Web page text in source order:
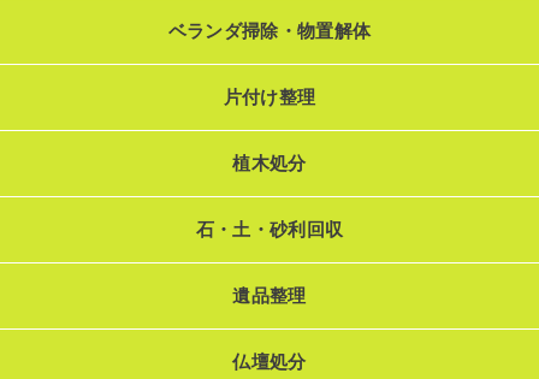
ベランダ掃除・物置解体
片付け整理
植木処分
石・土・砂利回収
遺品整理
仏壇処分